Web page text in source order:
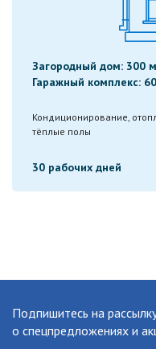
Загородный дом: 300
Гаражный комплекс:
Кондиционирование,
тёплые полы
30 рабочих дней
Подпишитесь на
о спецпредложениях и